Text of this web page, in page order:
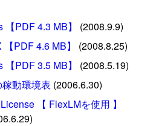
PDF 4.3 MB】
(2008.9.9)
PDF 4.6 MB】
(2008.8.25)
PDF 3.5 MB】
(2008.5.19)
動環境表 (2006.6.30)
【 FlexLMを使用 】